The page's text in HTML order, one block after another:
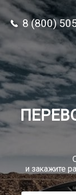
8 (800)
и закажите